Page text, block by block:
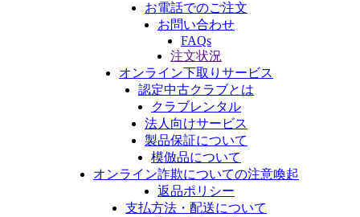
お電話でのご注文
お問い合わせ
FAQs
注文状況
オンライン下取りサービス
認定中古クラブとは
クラブレンタル
法人向けサービス
製品保証について
模倣品について
オンライン詐欺についての注意喚起
返品ポリシー
支払方法・配送について